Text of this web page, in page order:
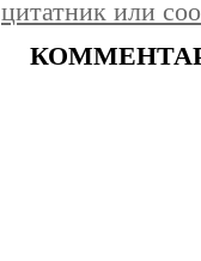
цитатник или